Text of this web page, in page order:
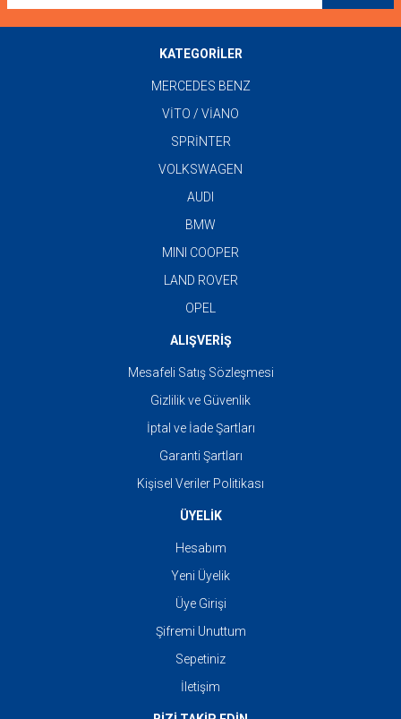
KATEGORİLER
MERCEDES BENZ
VİTO / VİANO
SPRİNTER
VOLKSWAGEN
AUDI
BMW
MINI COOPER
LAND ROVER
OPEL
ALIŞVERİŞ
Mesafeli Satış Sözleşmesi
Gizlilik ve Güvenlik
İptal ve İade Şartları
Garanti Şartları
Kişisel Veriler Politikası
ÜYELİK
Hesabım
Yeni Üyelik
Üye Girişi
Şifremi Unuttum
Sepetiniz
İletişim